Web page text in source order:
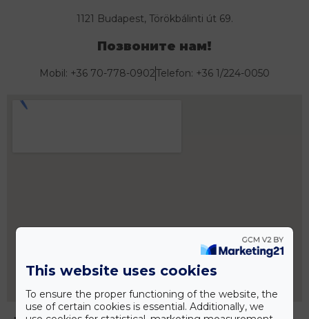
1121 Budapest, Törökbálinti út 69.
Позвоните нам!
Mobil: +36 70-778-0902Telefon: +36 1/224-0050
This website uses cookies
To ensure the proper functioning of the website, the
use of certain cookies is essential. Additionally, we